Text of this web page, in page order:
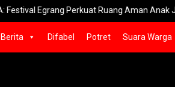
Perkuat Ruang Aman Anak Jember
Berita Difabel Potret Suara Warga